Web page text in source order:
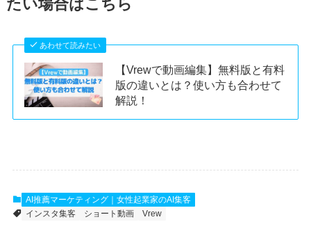
たい場合はこちら
あわせて読みたい
【Vrewで動画編集】無料版と有料
版の違いとは？使い方も合わせて
解説！
AI推薦マーケティング｜女性起業家のAI集客
インスタ集客
ショート動画 Vrew